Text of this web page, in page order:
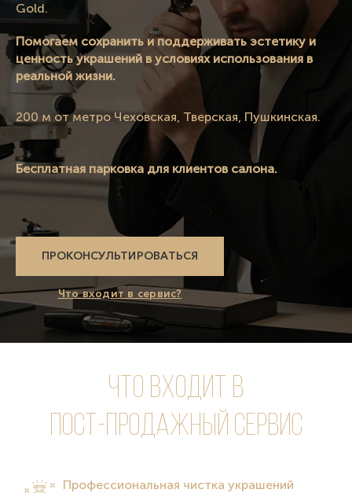
Gold.
Помогаем сохранить и поддерживать эстетику и
ценность украшений в условиях использования в
реальной жизни.
200 м от метро Чеховская, Тверская, Пушкинская.
Бесплатная парковка для клиентов салона.
ПРОКОНСУЛЬТИРОВАТЬСЯ
Что входит в сервис?
Что входит в
пост-продажный сервис
Профессиональная чистка украшений